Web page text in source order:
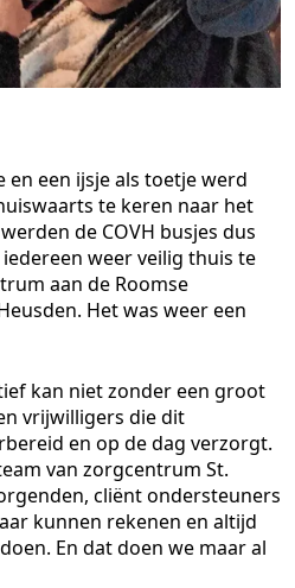
en een ijsje als toetje werd
te keren naar het
de COVH busjes dus
weer veilig thuis te
aan de Roomse
Het was weer een
kan niet zonder een groot
vrijwilligers die dit
en op de dag verzorgt.
van zorgcentrum St.
cliënt ondersteuners
kunnen rekenen en altijd
En dat doen we maar al